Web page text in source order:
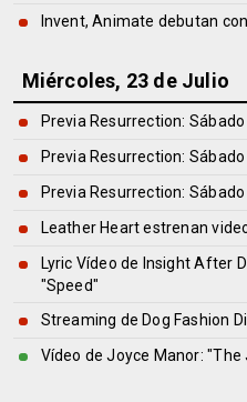
Invent, Animate debutan
Miércoles, 23 de Julio
Previa Resurrection:
Previa Resurrection:
Previa Resurrection:
Leather Heart estrenan
Lyric Vídeo de Insight After
"Speed"
Streaming de Dog Fashion
Vídeo de Joyce Manor: "The